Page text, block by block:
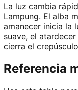
La luz cambia
Lampung. El alba
amanecer inicia la
suave, el
cierra el
Referencia